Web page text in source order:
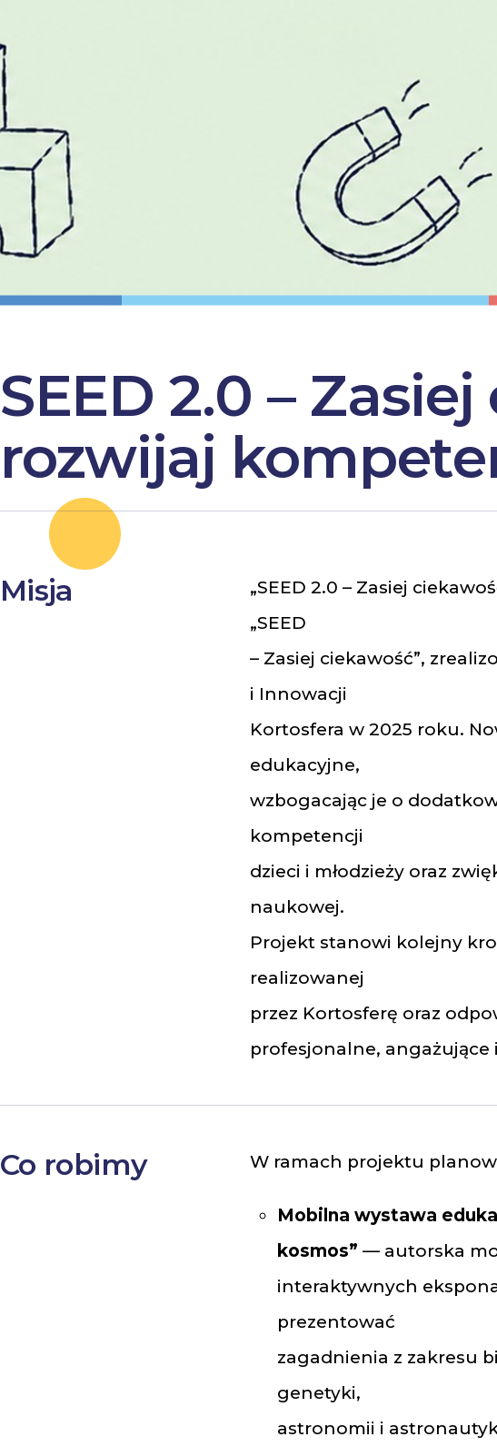
SEED 2.0 –
rozwijaj
Misja
„SEED 2.0 – Zasiej
„SEED
– Zasiej ciekawość”,
i Innowacji
Kortosfera w 2025 roku.
edukacyjne,
wzbogacając je o
kompetencji
dzieci i młodzieży oraz
naukowej.
Projekt stanowi kolejny
realizowanej
przez Kortosferę oraz
profesjonalne, angażujące
Co robimy W ramach projektu
Mobilna wystawa
kosmos” — autorska
interaktywnych
prezentować
zagadnienia z zakresu
genetyki,
astronomii i